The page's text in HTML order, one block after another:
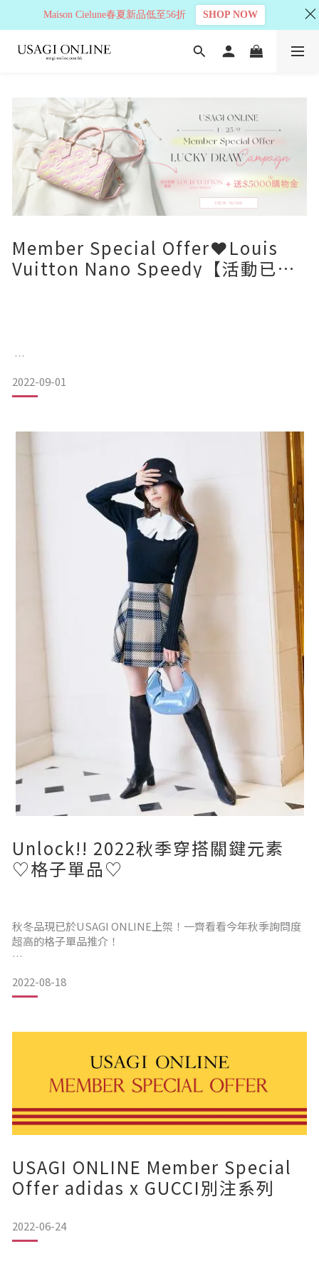
Member Special Offer❤️Louis
Vuitton Nano Speedy【活動已結
****Member Special Offer ****
Summer Stardust Collection 的 Nano Speedy Pink 手袋，
讓大家為衣櫥增添一個 mini bag，在今季襯出 USAGI ONLINE
不同品牌多變獨特風格❤️
而且USAGI ONLINE HONG KONG 全店只限一個!!
2022-09-01
Unlock!! 2022秋季穿搭關鍵元素
♡格子單品♡
秋冬品現已於USAGI ONLINE上架！一齊看看今年秋季詢問度
超高的格子單品推介！
配上充滿秋冬氣息的格子圖案, 混合羊毛和粗花呢等材質元素，
【SNIDEL】格紋迷你短裙 SWFS224219
粗格紋布料是SNIDEL秋冬經典的元素，上身只要搭配簡約針
織上衣就能豐富秋冬造型!
裙子兩側的褶襉可修飾腰部線條，高腰設計能令視覺上有拉長
2022-08-18
USAGI ONLINE Member Special
Offer adidas x GUCCI別注系列
2022-06-24
Maison Cielune春夏新品低至56折 SHOP NOW